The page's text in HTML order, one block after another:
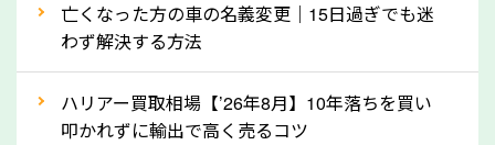
産車は高く買取が可能です。「廃車＝買取できない」
なら廃車の車も適正価格で買取できます。他社で買取
拒否となった車も価格がつく可能性があるので、諦め
亡くなった方の車の名義変更｜15日過ぎでも迷
わず解決する方法
ハリアー買取相場【’26年8月】10年落ちを買い
叩かれずに輸出で高く売るコツ